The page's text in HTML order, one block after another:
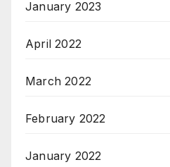
January 2023
April 2022
March 2022
February 2022
January 2022